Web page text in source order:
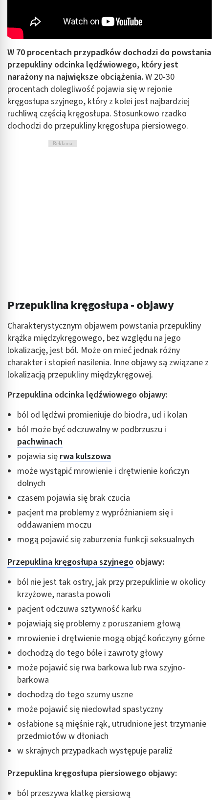
W 70 procentach przypadków dochodzi do powstania
przepukliny odcinka lędźwiowego, który jest
narażony na największe obciążenia.W 20-30
procentach dolegliwość pojawia się w rejonie
kręgosłupa szyjnego, który z kolei jest najbardziej
ruchliwą częścią kręgosłupa. Stosunkowo rzadko
dochodzi do przepukliny kręgosłupa piersiowego.
Reklama
Przepuklina kręgosłupa - objawy
Charakterystycznym objawem powstania przepukliny
krążka międzykręgowego, bez względu na jego
lokalizację, jest ból. Może on mieć jednak różny
charakter i stopień nasilenia. Inne objawy są związane z
lokalizacją przepukliny międzykręgowej.
Przepuklina odcinka lędźwiowego objawy:
ból od lędźwi promieniuje do biodra, ud i kolan
ból może być odczuwalny w podbrzuszu i
pachwinach
pojawia się rwa kulszowa
może wystąpić mrowienie i drętwienie kończyn
dolnych
czasem pojawia się brak czucia
pacjent ma problemy z wypróżnianiem się i
oddawaniem moczu
mogą pojawić się zaburzenia funkcji seksualnych
Przepuklina kręgosłupa szyjnego objawy:
ból nie jest tak ostry, jak przy przepuklinie w okolicy
krzyżowe, narasta powoli
pacjent odczuwa sztywność karku
pojawiają się problemy z poruszaniem głową
mrowienie i drętwienie mogą objąć kończyny górne
dochodzą do tego bóle i zawroty głowy
może pojawić się rwa barkowa lub rwa szyjno-
barkowa
dochodzą do tego szumy uszne
może pojawić się niedowład spastyczny
osłabione są mięśnie rąk, utrudnione jest trzymanie
przedmiotów w dłoniach
w skrajnych przypadkach występuje paraliż
Przepuklina kręgosłupa piersiowego objawy:
ból przeszywa klatkę piersiową